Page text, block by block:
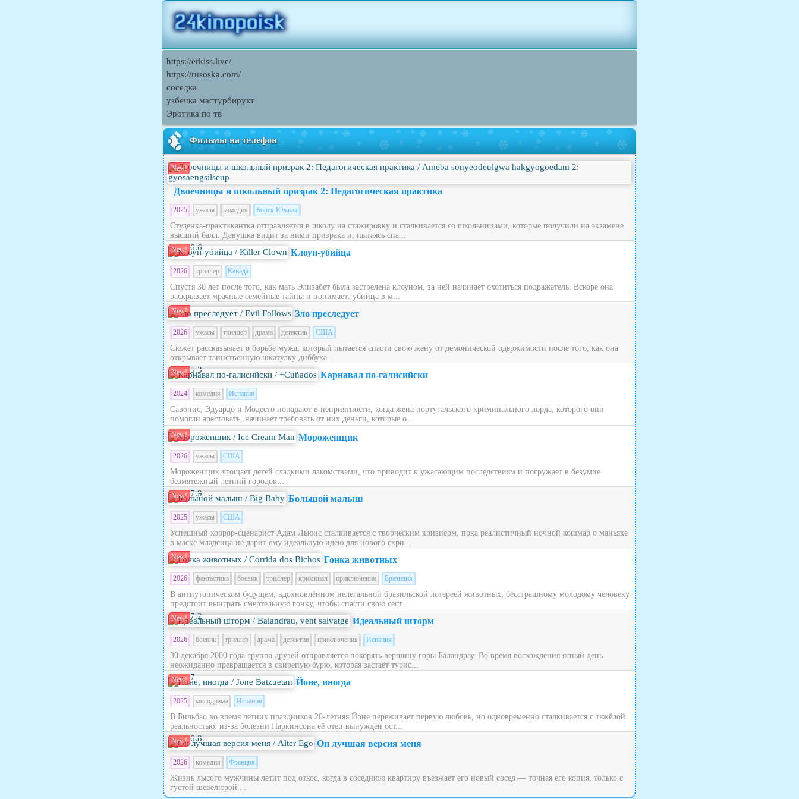
https://erkiss.live/
https://rusoska.com/
соседка
узбечка мастурбирукт
Эротика по тв
Фильмы на телефон
New!
Двоечницы и школьный призрак 2: Педагогическая практика
2025 ужасы комедия Корея Южная
Студенка-практикантка отправляется в школу на стажировку и сталкивается со школьницами, которые получили на экзамене
высший балл. Девушка видит за ними призрака и, пытаясь спа...
New! 6.6 Клоун-убийца
2026 триллер Канада
Спустя 30 лет после того, как мать Элизабет была застрелена клоуном, за ней начинает охотиться подражатель. Вскоре она
раскрывает мрачные семейные тайны и понимает: убийца в м...
New! Зло преследует
2026 ужасы триллер драма детектив США
Сюжет рассказывает о борьбе мужа, который пытается спасти свою жену от демонической одержимости после того, как она
открывает таинственную шкатулку диббука...
New! 5.3 Карнавал по-галисийски
2024 комедия Испания
Савонис, Эдуардо и Модесто попадают в неприятности, когда жена португальского криминального лорда, которого они
помогли арестовать, начинает требовать от них деньги, которые о...
New! Мороженщик
2026 ужасы США
Мороженщик угощает детей сладкими лакомствами, что приводит к ужасающим последствиям и погружает в безумие
безмятежный летний городок....
New! 7.9 Большой малыш
2025 ужасы США
Успешный хоррор-сценарист Адам Льюис сталкивается с творческим кризисом, пока реалистичный ночной кошмар о маньяке
в маске младенца не дарит ему идеальную идею для нового скри...
New! Гонка животных
2026 фантастика боевик триллер криминал приключения Бразилия
В антиутопическом будущем, вдохновлённом нелегальной бразильской лотереей животных, бесстрашному молодому человеку
предстоит выиграть смертельную гонку, чтобы спасти свою сест...
New! 7.2 Идеальный шторм
2026 боевик триллер драма детектив приключения Испания
30 декабря 2000 года группа друзей отправляется покорять вершину горы Баландрау. Во время восхождения ясный день
неожиданно превращается в свирепую бурю, которая застаёт турис...
New! 7 Йоне, иногда
2025 мелодрама Испания
В Бильбао во время летних праздников 20‑летняя Йоне переживает первую любовь, но одновременно сталкивается с тяжёлой
реальностью: из‑за болезни Паркинсона её отец вынужден ост...
New! 6.8 Он лучшая версия меня
2026 комедия Франция
Жизнь лысого мужчины летит под откос, когда в соседнюю квартиру въезжает его новый сосед — точная его копия, только с
густой шевелюрой....